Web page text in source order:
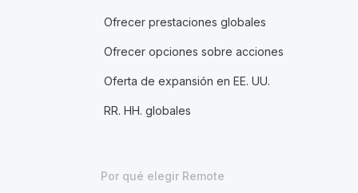
Ofrecer prestaciones globales
Ofrecer opciones sobre acciones
Oferta de expansión en EE. UU.
RR. HH. globales
Por qué elegir Remote